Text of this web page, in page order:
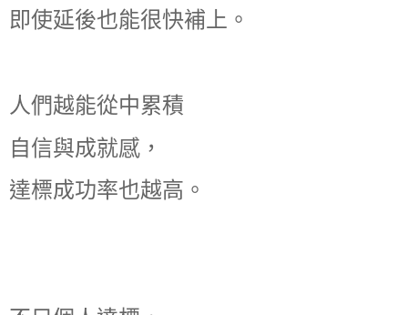
即使延後也能很快補上。
人們越能從中累積
自信與成就感，
達標成功率也越高。